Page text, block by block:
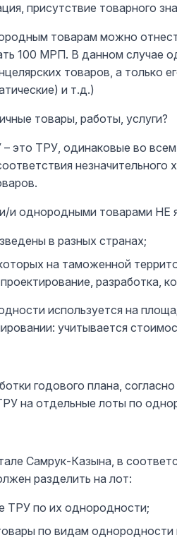
присутствие товарного
товарам можно
100 МРП. В данном случае
товаров, а только
и т.д.)
товары, работы, услуги?
это ТРУ, одинаковые во
и однородными товарами НЕ
в разных странах;
на таможенной
разработка,
используется на
учитывается
годового плана,
на отдельные лоты по
Самрук-Казына, в
разделить на лот:
ТРУ по их однородности;
по видам однородности